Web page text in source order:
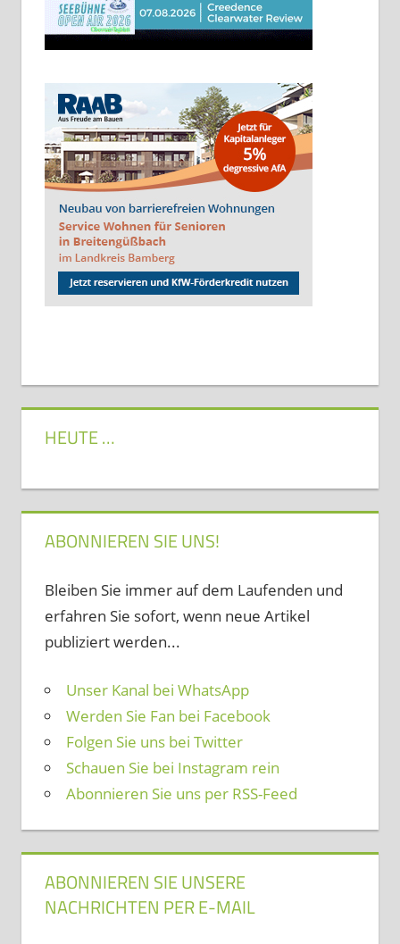
HEUTE …
ABONNIEREN SIE UNS!
Bleiben Sie immer auf dem Laufenden und
erfahren Sie sofort, wenn neue Artikel
publiziert werden...
Unser Kanal bei WhatsApp
Werden Sie Fan bei Facebook
Folgen Sie uns bei Twitter
Schauen Sie bei Instagram rein
Abonnieren Sie uns per RSS-Feed
ABONNIEREN SIE UNSERE
NACHRICHTEN PER E-MAIL